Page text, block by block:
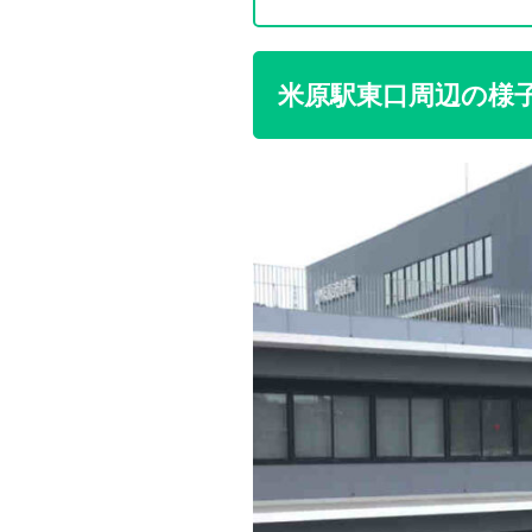
米原駅東口周辺の様